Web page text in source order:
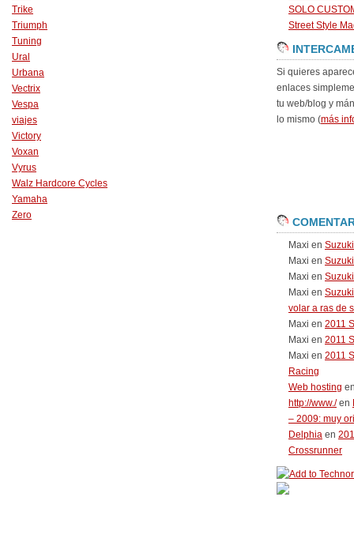
Trike
Triumph
Tuning
Ural
Urbana
Vectrix
Vespa
viajes
Victory
Voxan
Vyrus
Walz Hardcore Cycles
Yamaha
Zero
SOLO
Street Style
Si quieres
enlaces
tu web/blog y
lo mismo (más
Maxi en
Maxi en
Maxi en
Maxi en
volar a ras de
Maxi en 2011
Maxi en 2011
Maxi en 2011
Racing
Web hosting
http://www./en
– 2009: muy
Delphia en
Crossrunner